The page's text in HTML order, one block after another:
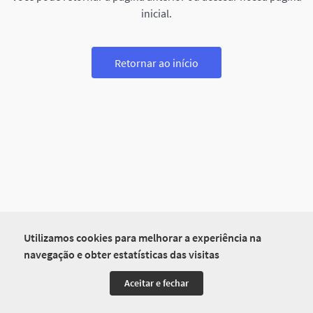
Utilizamos cookies para melhorar a experiência na
navegação e obter estatísticas das visitas
Aceitar e fechar
inicial.
Retornar ao início